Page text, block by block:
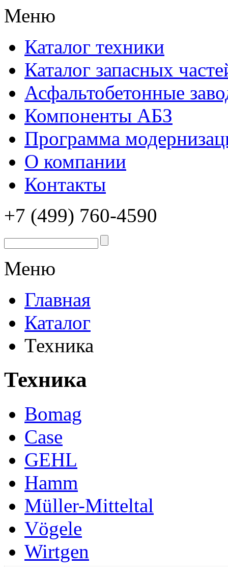
Меню
Каталог техники
Каталог запасных
Асфальтобетонные
Компоненты АБЗ
Программа
О компании
Контакты
+7 (499) 760-4590
Меню
Главная
Каталог
Техника
Техника
Bomag
Case
GEHL
Hamm
Müller-Mitteltal
Vögele
Wirtgen